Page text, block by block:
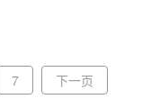
7 下一页